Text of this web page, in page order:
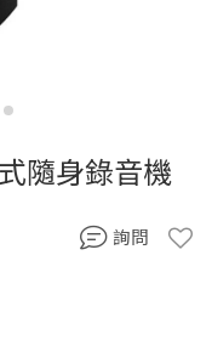
隨身錄音機
詢問